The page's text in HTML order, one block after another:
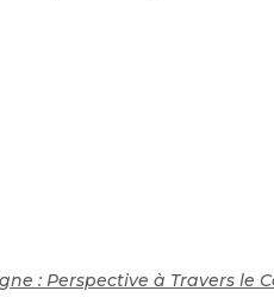
: Perspective à Travers le